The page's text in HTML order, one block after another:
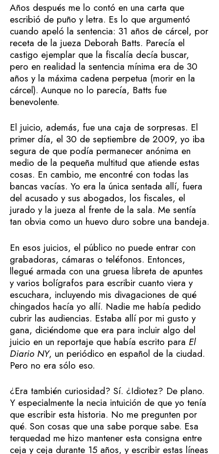
Años después me lo contó en una carta que
escribió de puño y letra. Es lo que argumentó
cuando apeló la sentencia: 31 años de cárcel, por
receta de la jueza Deborah Batts. Parecía el
castigo ejemplar que la fiscalía decía buscar,
pero en realidad la sentencia mínima era de 30
años y la máxima cadena perpetua (morir en la
cárcel). Aunque no lo parecía, Batts fue
benevolente.
El juicio, además, fue una caja de sorpresas. El
primer día, el 30 de septiembre de 2009, yo iba
segura de que podía permanecer anónima en
medio de la pequeña multitud que atiende estas
cosas. En cambio, me encontré con todas las
bancas vacías. Yo era la única sentada allí, fuera
del acusado y sus abogados, los fiscales, el
jurado y la jueza al frente de la sala. Me sentía
tan obvia como un huevo duro sobre una bandeja.
En esos juicios, el público no puede entrar con
grabadoras, cámaras o teléfonos. Entonces,
llegué armada con una gruesa libreta de apuntes
y varios bolígrafos para escribir cuanto viera y
escuchara, incluyendo mis divagaciones de qué
chingados hacía yo allí. Nadie me había pedido
cubrir las audiencias. Estaba allí por mi gusto y
gana, diciéndome que era para incluir algo del
juicio en un reportaje que había escrito para El
Diario NY, un periódico en español de la ciudad.
Pero no era sólo eso.
¿Era también curiosidad? Sí. ¿Idiotez? De plano.
Y especialmente la necia intuición de que yo tenía
que escribir esta historia. No me pregunten por
qué. Son cosas que una sabe porque sabe. Esa
terquedad me hizo mantener esta consigna entre
ceja y ceja durante 15 años, y escribir estas líneas